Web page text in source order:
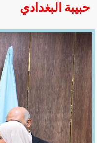
حبيبة البغدادي